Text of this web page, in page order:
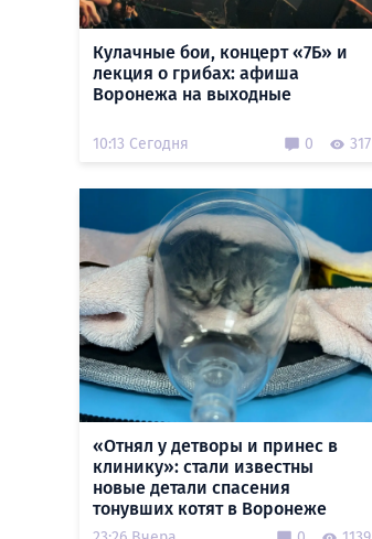
Кулачные бои, концерт «7Б» и
лекция о грибах: афиша
Воронежа на выходные
10:13 Сегодня 0 317
«Отнял у детворы и принес в
клинику»: стали известны
новые детали спасения
тонувших котят в Воронеже